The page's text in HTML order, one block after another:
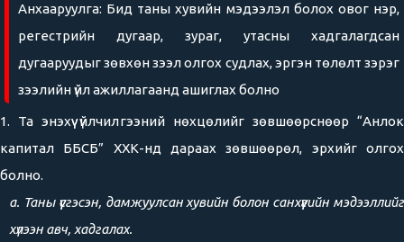
Анхааруулга: Бид таны хувийн мэдээлэл болох овог нэр,
регестрийн дугаар, зураг, утасны хадгалагдсан
дугааруудыг зөвхөн зээл олгох судлах, эргэн төлөлт зэрэг
зээлийн үйл ажиллагаанд ашиглах болно
1. Та энэхүү үйлчилгээний нөхцөлийг зөвшөөрснөөр “Анлок
капитал ББСБ” ХХК-нд дараах зөвшөөрөл, эрхийг олгох
болно.
a. Таны үүсгэсэн, дамжуулсан хувийн болон санхүүгийн мэдээллийг
хүлээн авч, хадгалах.